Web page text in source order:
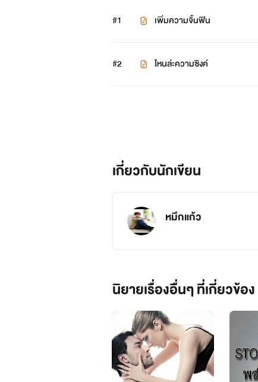
#1 เพิ่มความจิ้นฟิน
#2 ไหนล่ะความซิงค์
เกี่ยวกับนักเขียน
หมึกแก้ว
นิยายเรื่องอื่นๆ ที่เกี่ยวข้อง